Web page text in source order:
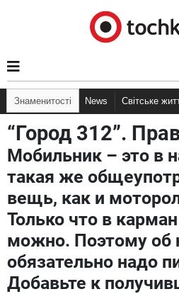
Знаменитості News Світське
“Город 312”.
Мобильник – это в
такая же
вещь, как и
Только что в
можно. Поэтому об
обязательно надо
Добавьте к